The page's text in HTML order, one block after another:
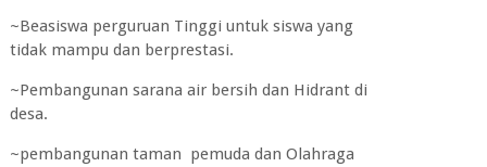
~Beasiswa perguruan Tinggi untuk siswa yang
tidak mampu dan berprestasi.
~Pembangunan sarana air bersih dan Hidrant di
desa.
~pembangunan taman pemuda dan Olahraga